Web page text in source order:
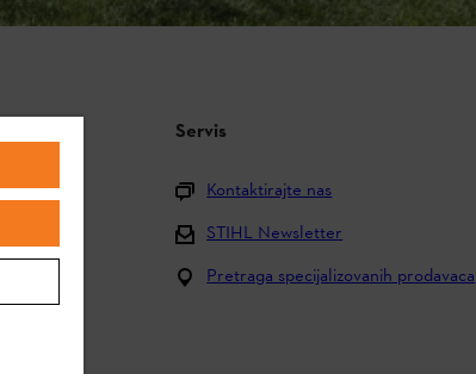
Servis
Kontaktirajte nas
STIHL Newsletter
Pretraga specijalizovanih prodavaca